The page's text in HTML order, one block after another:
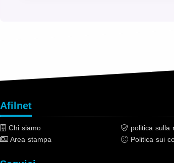
Afilnet
Chi siamo
Area stampa
politica sulla
Politica sui